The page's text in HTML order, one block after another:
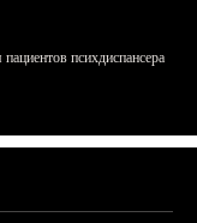
психдиспансера